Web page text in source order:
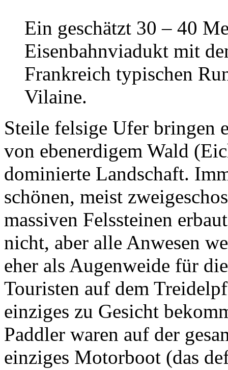
Ein geschätzt 30 – 40
Eisenbahnviadukt mit
Frankreich typischen
Vilaine.
Steile felsige Ufer bringen
von ebenerdigem Wald
dominierte Landschaft.
schönen, meist
massiven Felssteinen
nicht, aber alle Anwesen
eher als Augenweide für
Touristen auf dem
einziges zu Gesicht
Paddler waren auf der
einziges Motorboot (das